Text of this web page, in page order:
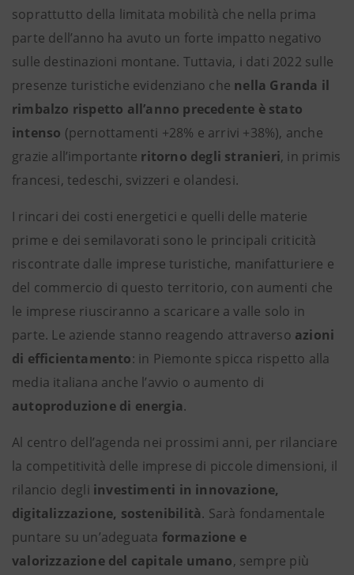
soprattutto della limitata mobilità che nella prima
parte dell’anno ha avuto un forte impatto negativo
sulle destinazioni montane. Tuttavia, i dati 2022 sulle
presenze turistiche evidenziano che nella Granda il
rimbalzo rispetto all’anno precedente è stato
intenso (pernottamenti +28% e arrivi +38%), anche
grazie all’importante ritorno degli stranieri, in primis
francesi, tedeschi, svizzeri e olandesi.
I rincari dei costi energetici e quelli delle materie
prime e dei semilavorati sono le principali criticità
riscontrate dalle imprese turistiche, manifatturiere e
del commercio di questo territorio, con aumenti che
le imprese riusciranno a scaricare a valle solo in
parte. Le aziende stanno reagendo attraverso azioni
di efficientamento: in Piemonte spicca rispetto alla
media italiana anche l’avvio o aumento di
autoproduzione di energia.
Al centro dell’agenda nei prossimi anni, per rilanciare
la competitività delle imprese di piccole dimensioni, il
rilancio degli investimenti in innovazione,
digitalizzazione, sostenibilità. Sarà fondamentale
puntare su un’adeguata formazione e
valorizzazione del capitale umano, sempre più